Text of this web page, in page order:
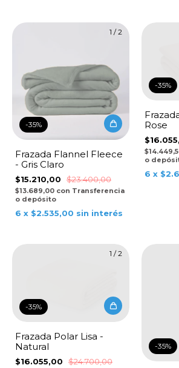
1 /2
-35%
Frazada Flannel Fleece
- Gris Claro
$15.210,00 $23.400,00
$13.689,00 con Transferencia
o depósito
6 x $2.535,00 sin interés
-35%
Rose
o
6 x
1 /2
-35%
Frazada Polar Lisa -
Natural
$16.055,00 $24.700,00
-35%